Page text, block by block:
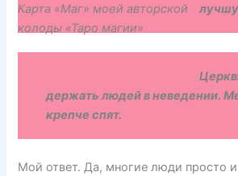
Карта «Маг» моей авторской
колоды «Таро магии»
держать людей в неведении.
крепче спят.
Мой ответ. Да, многие люди просто